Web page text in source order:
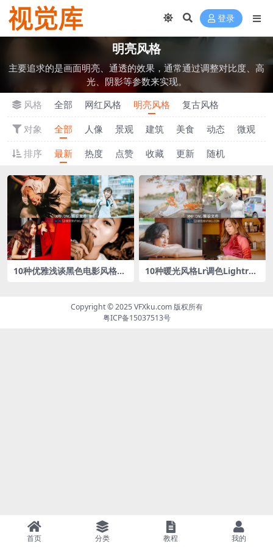
登录
明亮风格
主要追求的是画面明亮、通透的效果，通常通过调整对比度、高
光、阴影等参数来实现。
风格
全部 网红风格 明亮风格
复古风格
对象
全部 人像 景观 建筑 美食 动态 微观
排序
最新 热度 点赞 收藏 更新 随机
10种优雅浅谈黑色电影风格Lr
10种暖光风格Lr调色Lightroo
Copyright © 2025VFXku.com版权所有
粤ICP备15037513号
首页 分类 教程 我的